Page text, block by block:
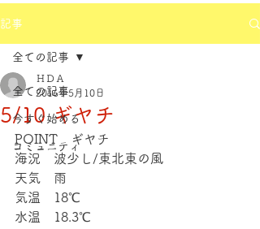
記事
全ての記事
今すぐ始める
コミュニティ
全ての記事
5/10 ギヤチ
ＨＤＡ
2016年5月10日
POINT　ギヤチ
海況　波少し/東北東の風
天気　雨
気温　18℃
水温　18.3℃